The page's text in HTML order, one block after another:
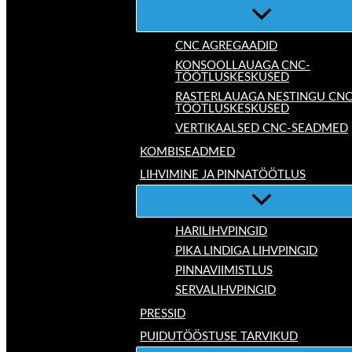
CNC AGREGAADID
KONSOOLLAUAGA CNC-
TÖÖTLUSKESKUSED
RASTERLAUAGA NESTINGU
TÖÖTLUSKESKUSED
VERTIKAALSED CNC-SEADMED
KOMBISEADMED
LIHVIMINE JA PINNATÖÖTLUS
HARILIHVPINGID
PIKA LINDIGA LIHVPINGID
PINNAVIIMISTLUS
SERVALIHVPINGID
PRESSID
PUIDUTÖÖSTUSE TARVIKUD